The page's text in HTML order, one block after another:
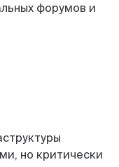
форумов и
но критически